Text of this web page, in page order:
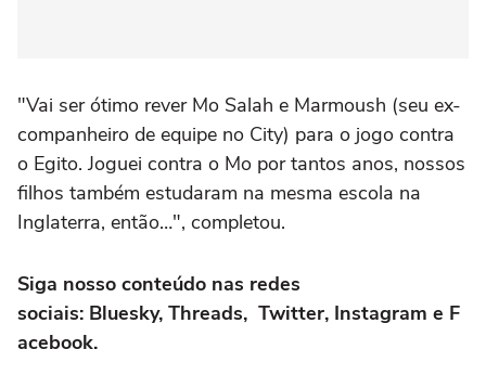
"Vai ser ótimo rever Mo Salah e Marmoush (seu ex-
companheiro de equipe no City) para o jogo contra
o Egito. Joguei contra o Mo por tantos anos, nossos
filhos também estudaram na mesma escola na
Inglaterra, então…", completou.
Siga nosso conteúdo nas redes
sociais: Bluesky, Threads, Twitter, Instagram e F
acebook.